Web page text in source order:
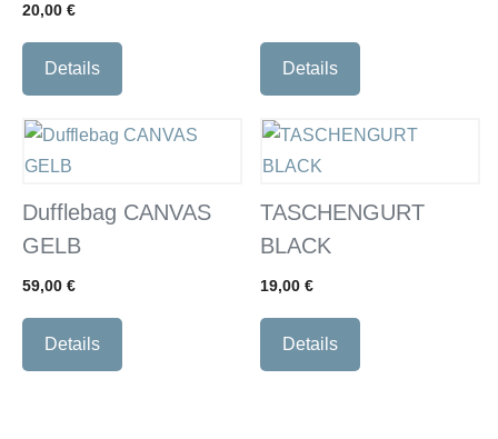
20,00 €
Details Details
Dufflebag CANVAS
GELB
59,00 €
Details
TASCHENGURT
BLACK
19,00 €
Details